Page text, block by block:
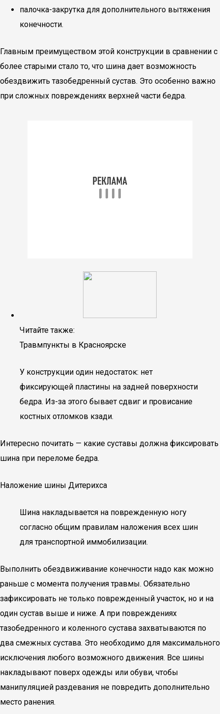
палочка-закрутка для дополнительного вытяжения
конечности.
Главным преимуществом этой конструкции в сравнении с
более старыми стало то, что шина дает возможность
обездвижить тазобедренный сустав. Это особенно важно
при сложных повреждениях верхней части бедра.
Читайте также:
Травмпункты в Красноярске
У конструкции один недостаток: нет
фиксирующей пластины на задней поверхности
бедра. Из-за этого бывает сдвиг и провисание
костных отломков кзади.
Интересно почитать — какие суставы должна фиксировать
шина при переломе бедра.
Наложение шины Дитерихса
Шина накладывается на поврежденную ногу
согласно общим правилам наложения всех шин
для транспортной иммобилизации.
Выполнить обездвиживание конечности надо как можно
раньше с момента получения травмы. Обязательно
зафиксировать не только поврежденный участок, но и на
один сустав выше и ниже. А при повреждениях
тазобедренного и коленного сустава захватываются по
два смежных сустава. Это необходимо для максимального
исключения любого возможного движения. Все шины
накладывают поверх одежды или обуви, чтобы
манипуляцией раздевания не повредить дополнительно
место ранения.